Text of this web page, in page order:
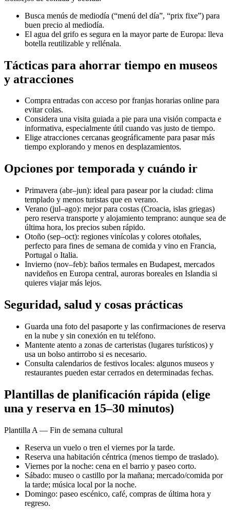
Busca menús de mediodía (“menú del día”, “prix fixe”) para
buen precio al mediodía.
El agua del grifo es segura en la mayor parte de Europa: lleva
botella reutilizable y rellénala.
Tácticas para ahorrar tiempo en museos
y atracciones
Compra entradas con acceso por franjas horarias online para
evitar colas.
Considera una visita guiada a pie para una visión compacta e
informativa, especialmente útil cuando vas justo de tiempo.
Elige atracciones cercanas geográficamente para pasar más
tiempo explorando y menos en desplazamientos.
Opciones por temporada y cuándo ir
Primavera (abr–jun): ideal para pasear por la ciudad: clima
templado y menos turistas que en verano.
Verano (jul–ago): mejor para costas (Croacia, islas griegas)
pero reserva transporte y alojamiento temprano: aunque sea de
última hora, los precios suben rápido.
Otoño (sep–oct): regiones vinícolas y colores otoñales,
perfecto para fines de semana de comida y vino en Francia,
Portugal o Italia.
Invierno (nov–feb): baños termales en Budapest, mercados
navideños en Europa central, auroras boreales en Islandia si
quieres viajar más lejos.
Seguridad, salud y cosas prácticas
Guarda una foto del pasaporte y las confirmaciones de reserva
en la nube y sin conexión en tu teléfono.
Mantente atento a zonas de carteristas (lugares turísticos) y
usa un bolso antirrobo si es necesario.
Consulta calendarios de festivos locales: algunos museos y
restaurantes pueden estar cerrados en determinadas fechas.
Plantillas de planificación rápida (elige
una y reserva en 15–30 minutos)
Plantilla A — Fin de semana cultural
Reserva un vuelo o tren el viernes por la tarde.
Reserva una habitación céntrica (menos tiempo de traslado).
Viernes por la noche: cena en el barrio y paseo corto.
Sábado: museo o castillo por la mañana; mercado/comida por
la tarde; música local por la noche.
Domingo: paseo escénico, café, compras de última hora y
regreso.